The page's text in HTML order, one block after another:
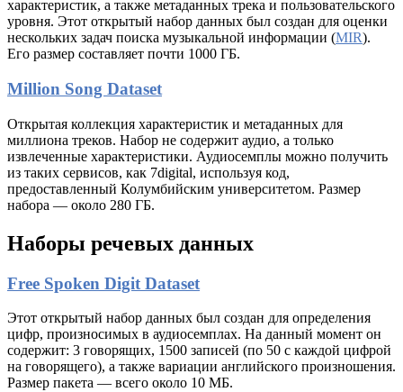
характеристик, а также метаданных трека и пользовательского
уровня. Этот открытый набор данных был создан для оценки
нескольких задач поиска музыкальной информации (MIR).
Его размер составляет почти 1000 ГБ.
Million Song Dataset
Открытая коллекция характеристик и метаданных для
миллиона треков. Набор не содержит аудио, а только
извлеченные характеристики. Аудиосемплы можно получить
из таких сервисов, как 7digital, используя код,
предоставленный Колумбийским университетом. Размер
набора — около 280 ГБ.
Наборы речевых данных
Free Spoken Digit Dataset
Этот открытый набор данных был создан для определения
цифр, произносимых в аудиосемплах. На данный момент он
содержит: 3 говорящих, 1500 записей (по 50 с каждой цифрой
на говорящего), а также вариации английского произношения.
Размер пакета — всего около 10 МБ.